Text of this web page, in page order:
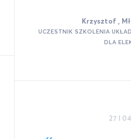
Krzysztof ,
UCZESTNIK SZKOLENIA
DLA
27 I